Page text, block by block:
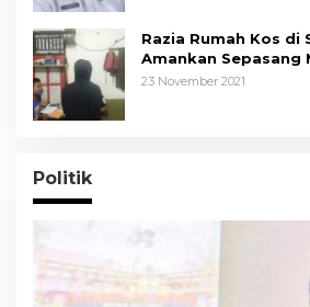
Razia Rumah Kos di
Amankan Sepasang
Mengaku Berpacaran
23 November 2021
Politik